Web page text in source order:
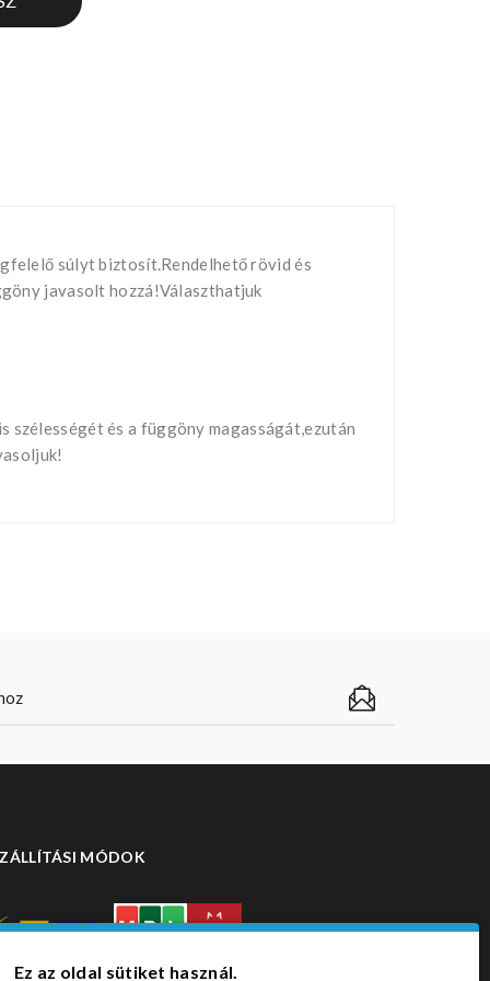
súlyt biztosít.Rendelhető rövid és
javasolt hozzá!Választhatjuk
szélességét és a függöny magasságát,ezután
MÓDOK
Ez az oldal sütiket használ.